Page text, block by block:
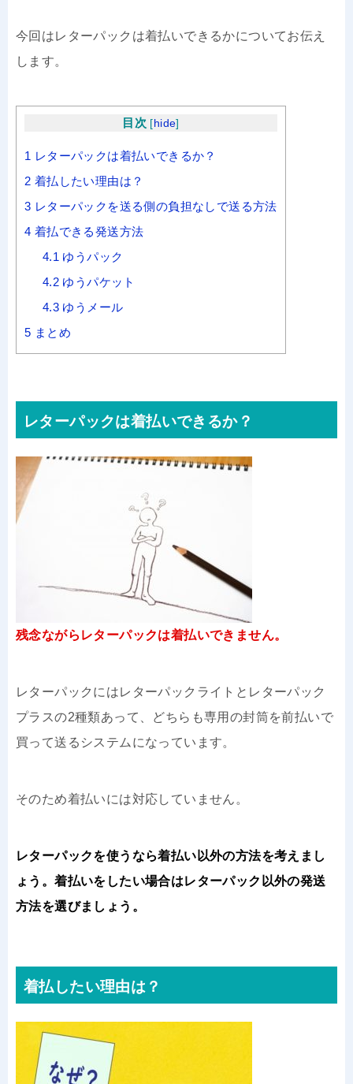
今回はレターパックは着払いできるかについてお伝え
します。
目次 [hide]
1 レターパックは着払いできるか？
2 着払したい理由は？
3 レターパックを送る側の負担なしで送る方法
4 着払できる発送方法
4.1 ゆうパック
4.2 ゆうパケット
4.3 ゆうメール
5 まとめ
レターパックは着払いできるか？
残念ながらレターパックは着払いできません。
レターパックにはレターパックライトとレターパック
プラスの2種類あって、どちらも専用の封筒を前払いで
買って送るシステムになっています。
そのため着払いには対応していません。
レターパックを使うなら着払い以外の方法を考えまし
ょう。着払いをしたい場合はレターパック以外の発送
方法を選びましょう。
着払したい理由は？